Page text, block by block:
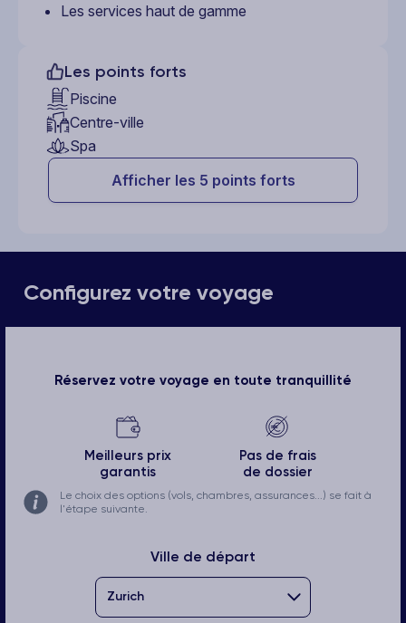
Les services haut de gamme
Les points forts
Piscine
Centre-ville
Spa
Afficher les 5 points forts
Configurez votre voyage
Réservez votre voyage en toute tranquillité
Meilleurs prix
garantis
Pas de frais
de dossier
Le choix des options (vols, chambres, assurances...) se fait à
l'étape suivante.
Ville de départ